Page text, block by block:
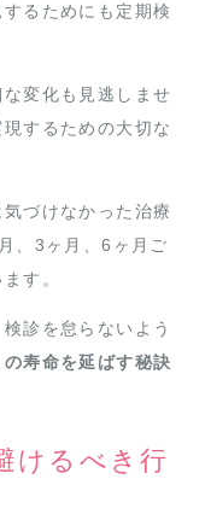
るためにも定期検
変化も見逃しませ
するための大切な
づけなかった治療
、3ヶ月、6ヶ月ご
す。
診を怠らないよう
寿命を延ばす秘訣
けるべき行